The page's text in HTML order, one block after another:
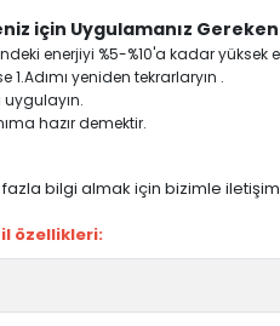
için Uygulamanız Gereken
enerjiyi %5-%10'a kadar
1.Adımı yeniden tekrarlaryın .
hazır demektir.
bilgi almak için bizimle
özellikleri: